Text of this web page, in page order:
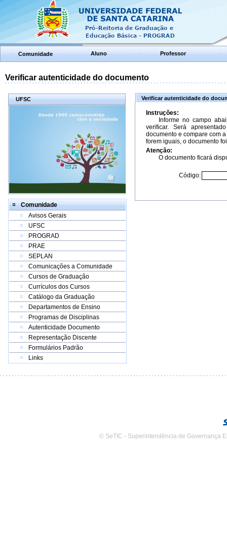
Comunidade Aluno Professor
Verificar autenticidade do documento
UFSC
Comunidade
Avisos Gerais
UFSC
PROGRAD
PRAE
SEPLAN
Comunicações a Comunidade
Cursos de Graduação
Currículos dos Cursos
Catálogo da Graduação
Departamentos de Ensino
Programas de Disciplinas
Autenticidade Documento
Representação Discente
Formulários Padrão
Links
Verificar autenticidade do
Instruções:
Informe no campo
verificar. Será
documento e compare com
forem iguais, o documento
Atenção:
O documento ficará
Código:
© SeTIC - Superintendência de Governança